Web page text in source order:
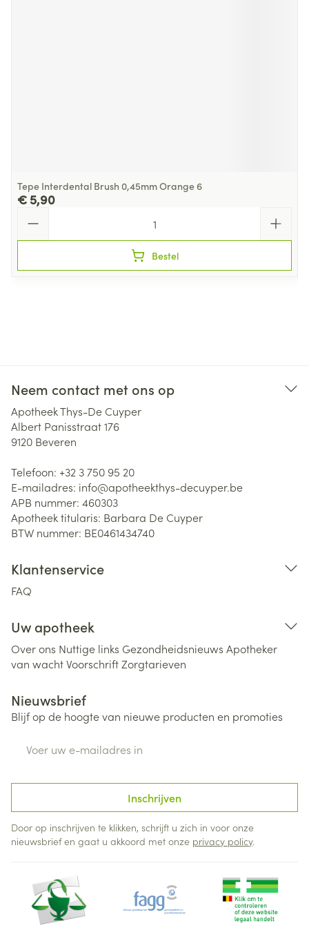
Tepe Interdental Brush 0,45mm Orange 6
€ 5,90
Bestel
Neem contact met ons op
Apotheek Thys-De Cuyper
Albert Panisstraat 176
9120 Beveren
Telefoon: +32 3 750 95 20
E-mailadres: info@apotheekthys-decuyper.be
APB nummer: 460303
Apotheek titularis: Barbara De Cuyper
BTW nummer: BE0461434740
Klantenservice
FAQ
Uw apotheek
Over ons Nuttige links Gezondheidsnieuws Apotheker
van wachtVoorschriftZorgtarieven
Nieuwsbrief
Blijf op de hoogte van nieuwe producten en promoties
Inschrijven
Door op inschrijven te klikken, schrijft u zich in voor onze
nieuwsbrief en gaat u akkoord met onze privacy policy.